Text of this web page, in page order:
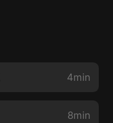
4min
8min